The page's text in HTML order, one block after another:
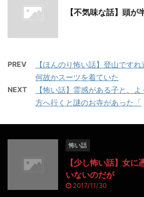
【不気味な話】頭が
PREV
【ほんのり怖い話】登山です
何故かスーツを着ていた
NEXT
【怖い話】霊感がある子と、
方へ行くと謎のお寺があった「
怖い話
【少し怖い話】女
いないのだが
2017/11/30